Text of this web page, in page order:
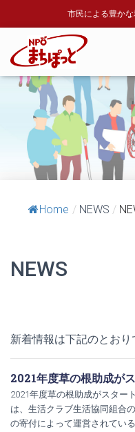
市民による豊か
Home / NEWS /
NEWS
新着情報は下記のとおり
2021年度草の根助成が
2021年度草の根助成がスター
は、生活クラブ生活協同組合
の寄付によって運営されてい